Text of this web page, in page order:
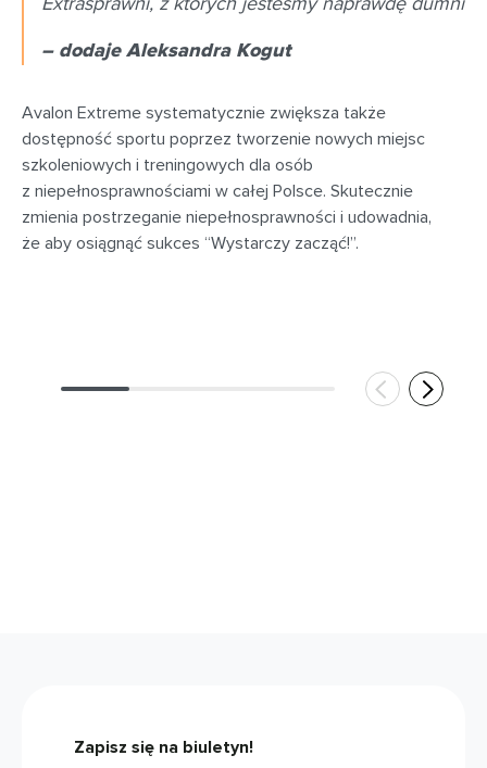
– dodaje Aleksandra Kogut
Avalon Extreme systematycznie zwiększa także
dostępność sportu poprzez tworzenie nowych miejsc
szkoleniowych i treningowych dla osób
z niepełnosprawnościami w całej Polsce. Skutecznie
zmienia postrzeganie niepełnosprawności i udowadnia,
że aby osiągnąć sukces “Wystarczy zacząć!”.
Zapisz się na biuletyn!